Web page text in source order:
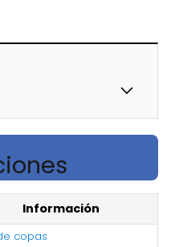
Información
copas